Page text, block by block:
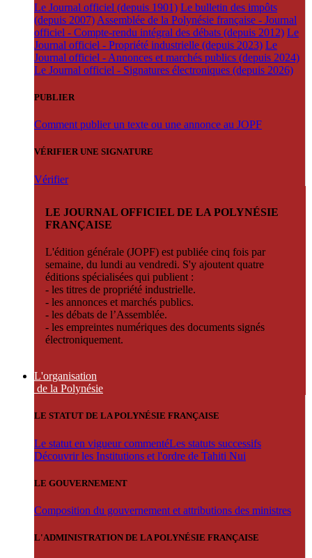
Le Journal officiel (depuis 1901) Le bulletin des impôts
(depuis 2007) Assemblée de la Polynésie française - Journal
officiel - Compte-rendu intégral des débats (depuis 2012) Le
Journal officiel - Propriété industrielle (depuis 2023) Le
Journal officiel - Annonces et marchés publics (depuis 2024)
Le Journal officiel - Signatures électroniques (depuis 2026)
PUBLIER
Comment publier un texte ou une annonce au JOPF
VÉRIFIER UNE SIGNATURE
Vérifier
LE JOURNAL OFFICIEL DE LA POLYNÉSIE
FRANÇAISE
L'édition générale (JOPF) est publiée cinq fois par
semaine, du lundi au vendredi. S'y ajoutent quatre
éditions spécialisées qui publient :
- les titres de propriété industrielle.
- les annonces et marchés publics.
- les débats de l’Assemblée.
- les empreintes numériques des documents signés
électroniquement.
L'organisation
de la Polynésie
LE STATUT DE LA POLYNÉSIE FRANÇAISE
Le statut en vigueur commentéLes statuts successifs
Découvrir les Institutions et l'ordre de Tahiti Nui
LE GOUVERNEMENT
Composition du gouvernement et attributions des ministres
L'ADMINISTRATION DE LA POLYNÉSIE FRANÇAISE